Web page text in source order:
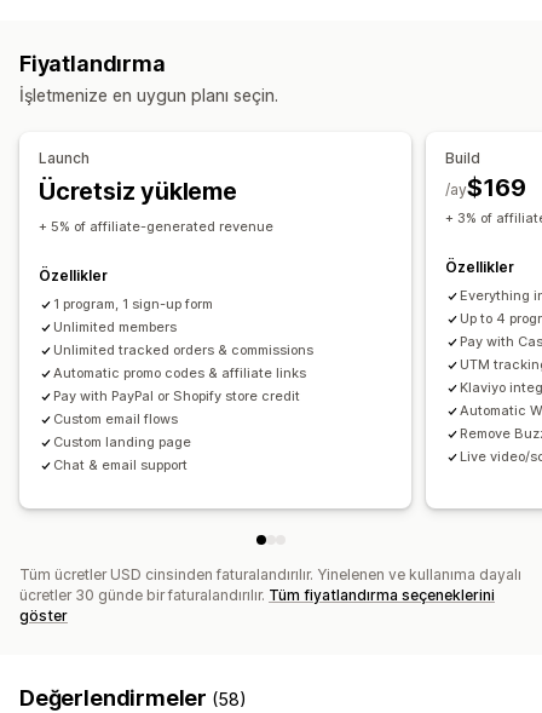
Yönlendirme yönetimi
Otomatik izleme
İndirimler
E-posta takibi
Çok düzeyli takip
Marka öğeli portal
Özel formlar Özel marka öğeleri
Ödemeler
Vergi formları
ACH Ödemeleri
Otomatik ödemeler
Kart ödemeleri
Yönlendirmeler Hediye kartı programları
Mağaza kredisi
Özel ödüller
Fiyatlandırma
İşletmenize en uygun planı seçin.
Launch
Ücretsiz yükleme
+ 5% of affiliate-generated revenue
Özellikler
1 program, 1 sign-up form
Unlimited members
Unlimited tracked orders & commissions
Automatic promo codes & affiliate links
Pay with PayPal or Shopify store credit
Custom email flows
Custom landing page
Chat & email support
Build
$169
/ay
+ 3% of
Özellikler
Everything
Up to 4
Pay with
UTM
Klaviyo
Automatic
Remove
Live video/
Tüm ücretler USD cinsinden faturalandırılır. Yinelenen ve kullanıma dayalı
ücretler 30 günde bir faturalandırılır. Tüm fiyatlandırma seçeneklerini
göster
Değerlendirmeler (58)